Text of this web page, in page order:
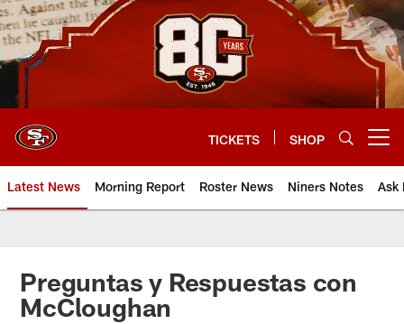
Skip
to
main
content
TICKETS SHOP
Latest News Morning Report Roster News Niners Notes Ask
Preguntas y Respuestas con
McCloughan